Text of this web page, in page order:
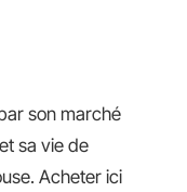
son marché
sa vie de
Acheter ici